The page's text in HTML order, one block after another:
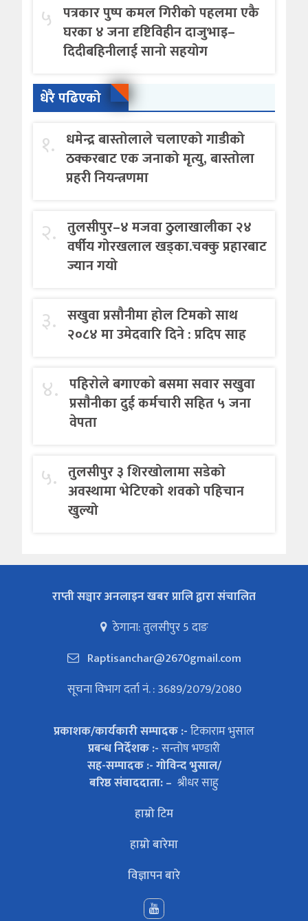
५ पत्रकार पुष्प कमल गिरीको पहलमा एकै
घरका ४ जना दृष्टिविहीन दाजुभाइ–
दिदीबहिनीलाई सानो सहयोग
धेरै पढिएको
१. धमेन्द्र बास्तोलाले चलाएको गाडीको
ठक्करबाट एक जनाको मृत्यु, बास्तोला
प्रहरी नियन्त्रणमा
२. तुलसीपुर–४ मजवा ठुलाखालीका २४
वर्षीय गोरखलाल खड्का.चक्कु प्रहारबाट
ज्यान गयो
३. सखुवा प्रसौनीमा होल टिमको साथ
२०८४ मा उमेदवारि दिने : प्रदिप साह
४. पहिराेले बगाएकाे बसमा सवार सखुवा
प्रसाैनीका दुई कर्मचारी सहित ५ जना
वेपता
५. तुलसीपुर ३ शिरखोलामा सडेको
अवस्थामा भेटिएको शवको पहिचान
खुल्यो
राप्ती सञ्चार अनलाइन खबर प्रालि द्वारा संचालित
ठेगाना: तुलसीपुर 5 दाङ
Raptisanchar@2670gmail.com
सूचना विभाग दर्ता नं. : 3689/2079/2080
प्रकाशक/कार्यकारी सम्पादक :-टिकाराम भुसाल
प्रबन्ध निर्देशक :-सन्तोष भण्डारी
सह-सम्पादक :- गोविन्द भुसाल/
बरिष्ठ संवाददाता: – श्रीधर साहु
हाम्रो टिम
हाम्रो बारेमा
विज्ञापन बारे